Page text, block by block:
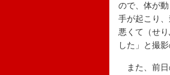
ので、体が
手が起こり
悪くて（せ
した」と撮
また、前日